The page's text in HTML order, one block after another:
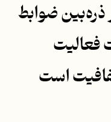
ذره‌بین ضوابط
فعالیت
است